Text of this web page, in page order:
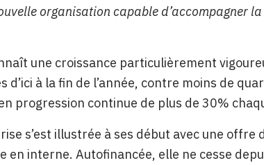
organisation capable d’accompagner
une croissance particulièrement
d’ici à la fin de l’année, contre moins de
progression continue de plus de 30%
s’est illustrée à ses début avec une
en interne. Autofinancée, elle ne cesse